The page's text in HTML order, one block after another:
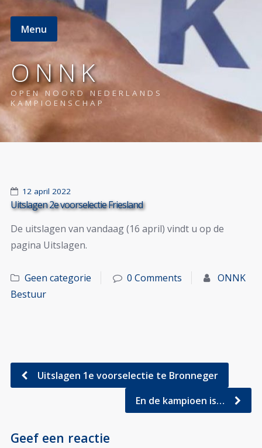
Menu
O N N K
OPEN NOORD NEDERLANDS
KAMPIOENSCHAP
12 april 2022
Uitslagen 2e voorselectie Friesland
De uitslagen van vandaag (16 april) vindt u op de
pagina Uitslagen.
Geen categorie 0 Comments
ONNK
Bestuur
Uitslagen 1e voorselectie te Bronneger
En de kampioen is…
Geef een reactie